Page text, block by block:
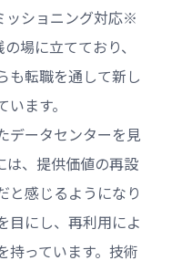
ッショニング対応※
場に立てており、
も転職を通して新し
ます。
データセンターを見
は、提供価値の再設
と感じるようになり
目にし、再利用によ
持っています。技術